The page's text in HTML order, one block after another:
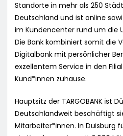
Standorte in mehr als 250
Deutschland und ist online
im Kundencenter rund um die
Die Bank kombiniert somit die
Digitalbank mit persönlicher
exzellentem Service in den
Kund*innen zuhause.
Hauptsitz der TARGOBANK ist
Deutschlandweit beschäftigt
Mitarbeiter*innen. In Duisburg